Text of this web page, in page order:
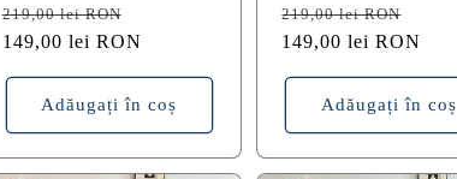
Preț
obișnuit
219,00 lei RON
redus
149,00 lei RON
Adăugați în coș
Preț
obișnuit
219,00 lei RON
redus
149,00 lei RON
Adăugați în coș